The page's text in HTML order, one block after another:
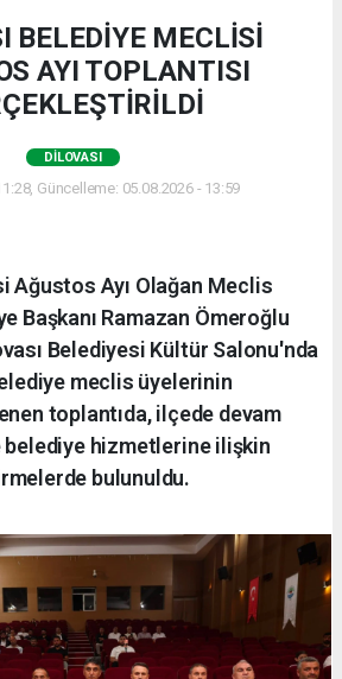
BELEDİYE MECLİSİ
AYI TOPLANTISI
DILOVASI
Güncelleme: 05.08.2026 - 13:59
Ağustos Ayı Olağan Meclis
Başkanı Ramazan Ömeroğlu
Belediyesi Kültür Salonu'nda
meclis üyelerinin
toplantıda, ilçede devam
belediye hizmetlerine ilişkin
bulunuldu.